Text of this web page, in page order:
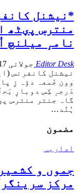
*نیشنل
منترس پؠٹھ
نامہٕ میلنچ
Editor Desk جولائی 17, 2026
نیشنل کانفرنس
وون جُمعہ دۆہ زِ
دَرجہٕ کِس دوبارٕ
گاہ جنتر منترس
ہُنٛد…
مضمون
اداریہ
جموں و
مرکز